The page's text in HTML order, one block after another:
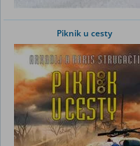
Piknik u cesty